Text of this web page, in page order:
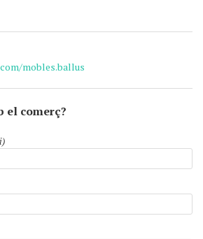
mobles.ballus
el comerç?